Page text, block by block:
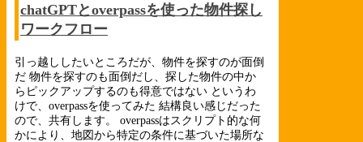
chatGPTとoverpassを使った物件探し
ワークフロー
引っ越ししたいところだが、物件を探すのが面倒
だ 物件を探すのも面倒だし、探した物件の中か
らピックアップするのも得意ではない というわ
けで、overpassを使ってみた 結構良い感じだった
ので、共有します。 overpassはスクリプト的な何
かにより、地図から特定の条件に基づいた場所な